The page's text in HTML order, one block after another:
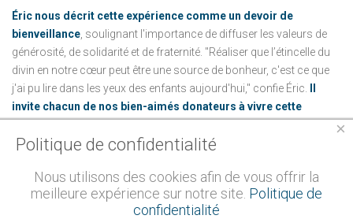
Éric nous décrit cette expérience comme un devoir de
bienveillance, soulignant l'importance de diffuser les valeurs de
générosité, de solidarité et de fraternité. "Réaliser que l’étincelle du
divin en notre cœur peut être une source de bonheur, c'est ce que
j'ai pu lire dans les yeux des enfants aujourd'hui," confie Éric.
invite chacun de nos bien-aimés donateurs à vivre cette
×
Politique de confidentialité
Nous utilisons des cookies afin de vous offrir la
meilleure expérience sur notre site. Politique de
confidentialité